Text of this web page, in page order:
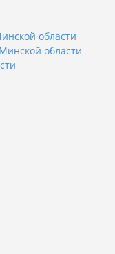
области
области